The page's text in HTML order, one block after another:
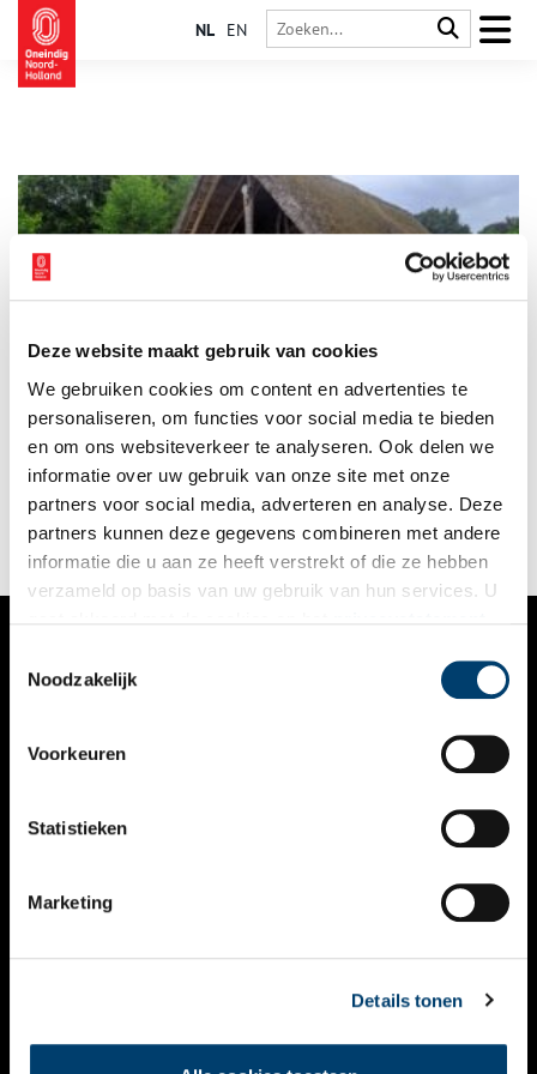
Deze website maakt gebruik van cookies
We gebruiken cookies om content en advertenties te
personaliseren, om functies voor social media te bieden
en om ons websiteverkeer te analyseren. Ook delen we
informatie over uw gebruik van onze site met onze
partners voor social media, adverteren en analyse. Deze
partners kunnen deze gegevens combineren met andere
informatie die u aan ze heeft verstrekt of die ze hebben
verzameld op basis van uw gebruik van hun services. U
Noodzakelijk
Voorkeuren
Statistieken
Marketing
Details tonen
NL EN
De eerste boeren die zich in de Nieuwe Steentijd in Noord-
Holland vestigden, kwamen terecht in een drassig landschap
dat permanent onder invloed stond van de getijden. Op de
strandwallen van Kennemerland en de kreekoevers van West-
Friesland wisten ze akkers aan te leggen en met succes
gewassen zoals emmertarwe en gerst te verbouwen, waardoor
de leefwijze van de mens voorgoed zou veranderen.
VERHALEN
KALENDER
THEMA’S
VIDEO’S
CONTACT